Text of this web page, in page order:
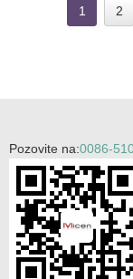
1 2
Pozovite na:0086-